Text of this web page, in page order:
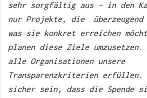
sehr sorgfältig aus – in den
nur Projekte, die überzeugend
was sie konkret erreichen
planen diese Ziele umzusetzen.
alle Organisationen unsere
Transparenzkriterien erfüllen.
sicher sein, dass die Spende